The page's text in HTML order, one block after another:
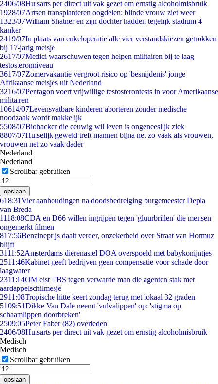
2406/08Huisarts per direct uit vak gezet om ernstig alcoholmisbruik
1928/07Artsen transplanteren oogdelen: blinde vrouw ziet weer
1323/07William Shatner en zijn dochter hadden tegelijk stadium 4
kanker
2419/07In plaats van enkeloperatie alle vier verstandskiezen getrokken
bij 17-jarig meisje
2617/07Medici waarschuwen tegen helpen militairen bij te laag
testosteronniveau
3617/07Zomervakantie vergroot risico op 'besnijdenis' jonge
Afrikaanse meisjes uit Nederland
3216/07Pentagon voert vrijwillige testosterontests in voor Amerikaanse
militairen
10614/07Levensvatbare kinderen aborteren zonder medische
noodzaak wordt makkelijk
5508/07Biohacker die eeuwig wil leven is ongeneeslijk ziek
8807/07Huiselijk geweld treft mannen bijna net zo vaak als vrouwen,
vrouwen net zo vaak dader
Nederland
Nederland
Scrollbar gebruiken
opslaan
618:31Vier aanhoudingen na doodsbedreiging burgemeester Depla
van Breda
1118:08CDA en D66 willen ingrijpen tegen 'gluurbrillen' die mensen
ongemerkt filmen
817:56Benzineprijs daalt verder, onzekerheid over Straat van Hormuz
blijft
3111:52Amsterdams dierenasiel DOA overspoeld met babykonijntjes
2511:46Kabinet geeft bedrijven geen compensatie voor schade door
laagwater
2311:14OM eist TBS tegen verwarde man die agenten stak met
aardappelschilmesje
2911:08Tropische hitte keert zondag terug met lokaal 32 graden
5109:51Dikke Van Dale neemt 'vulvalippen' op: 'stigma op
schaamlippen doorbreken'
2509:05Peter Faber (82) overleden
2406/08Huisarts per direct uit vak gezet om ernstig alcoholmisbruik
Medisch
Medisch
Scrollbar gebruiken
opslaan